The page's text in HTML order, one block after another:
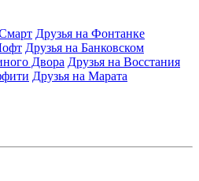
Друзья на Фонтанке
Друзья на Банковском
Двора Друзья на Восстания
Друзья на Марата